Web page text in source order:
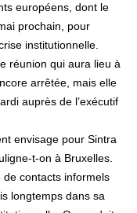
européens, dont le
prochain, pour
institutionnelle.
réunion qui aura lieu à
arrêtée, mais elle
auprès de l’exécutif
envisage pour Sintra
t-on à Bruxelles.
de contacts informels
longtemps dans sa